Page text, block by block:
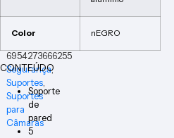
6954273666255
Segurança,
Suportes,
Suportes
para
Câmaras
Color nEGRO
CONTEÚDO
Soporte
de
pared
5